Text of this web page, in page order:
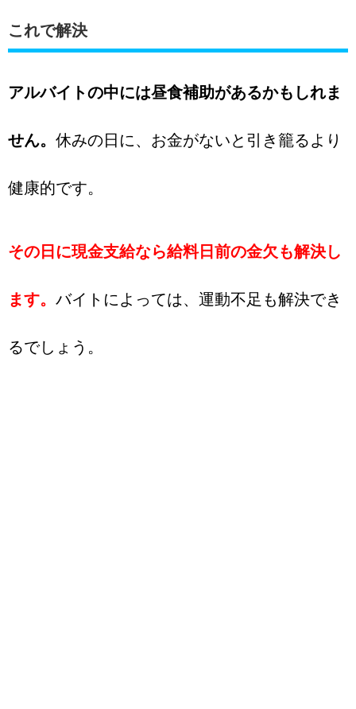
これで解決
アルバイトの中には昼食補助があるかもしれま
せん。 休みの日に、お金がないと引き籠るより
健康的です。
その日に現金支給なら給料日前の金欠も解決し
ます。 バイトによっては、運動不足も解決でき
るでしょう。